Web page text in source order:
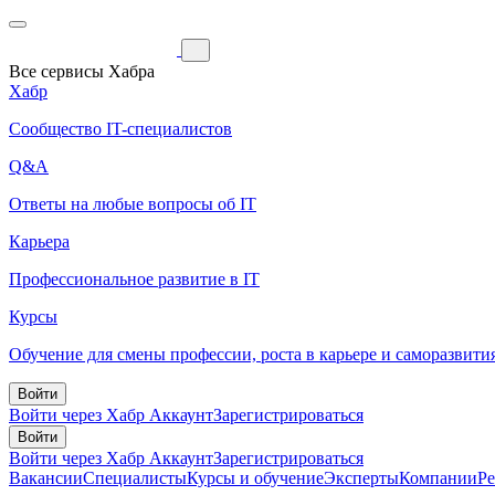
Все сервисы Хабра
Хабр
Сообщество IT-специалистов
Q&A
Ответы на любые вопросы об IT
Карьера
Профессиональное развитие в IT
Курсы
Обучение для смены профессии, роста в карьере и
Войти
Войти через Хабр АккаунтЗарегистрироваться
Войти
Войти через Хабр АккаунтЗарегистрироваться
ВакансииСпециалистыКурсы и обучениеЭкспертыКомпании